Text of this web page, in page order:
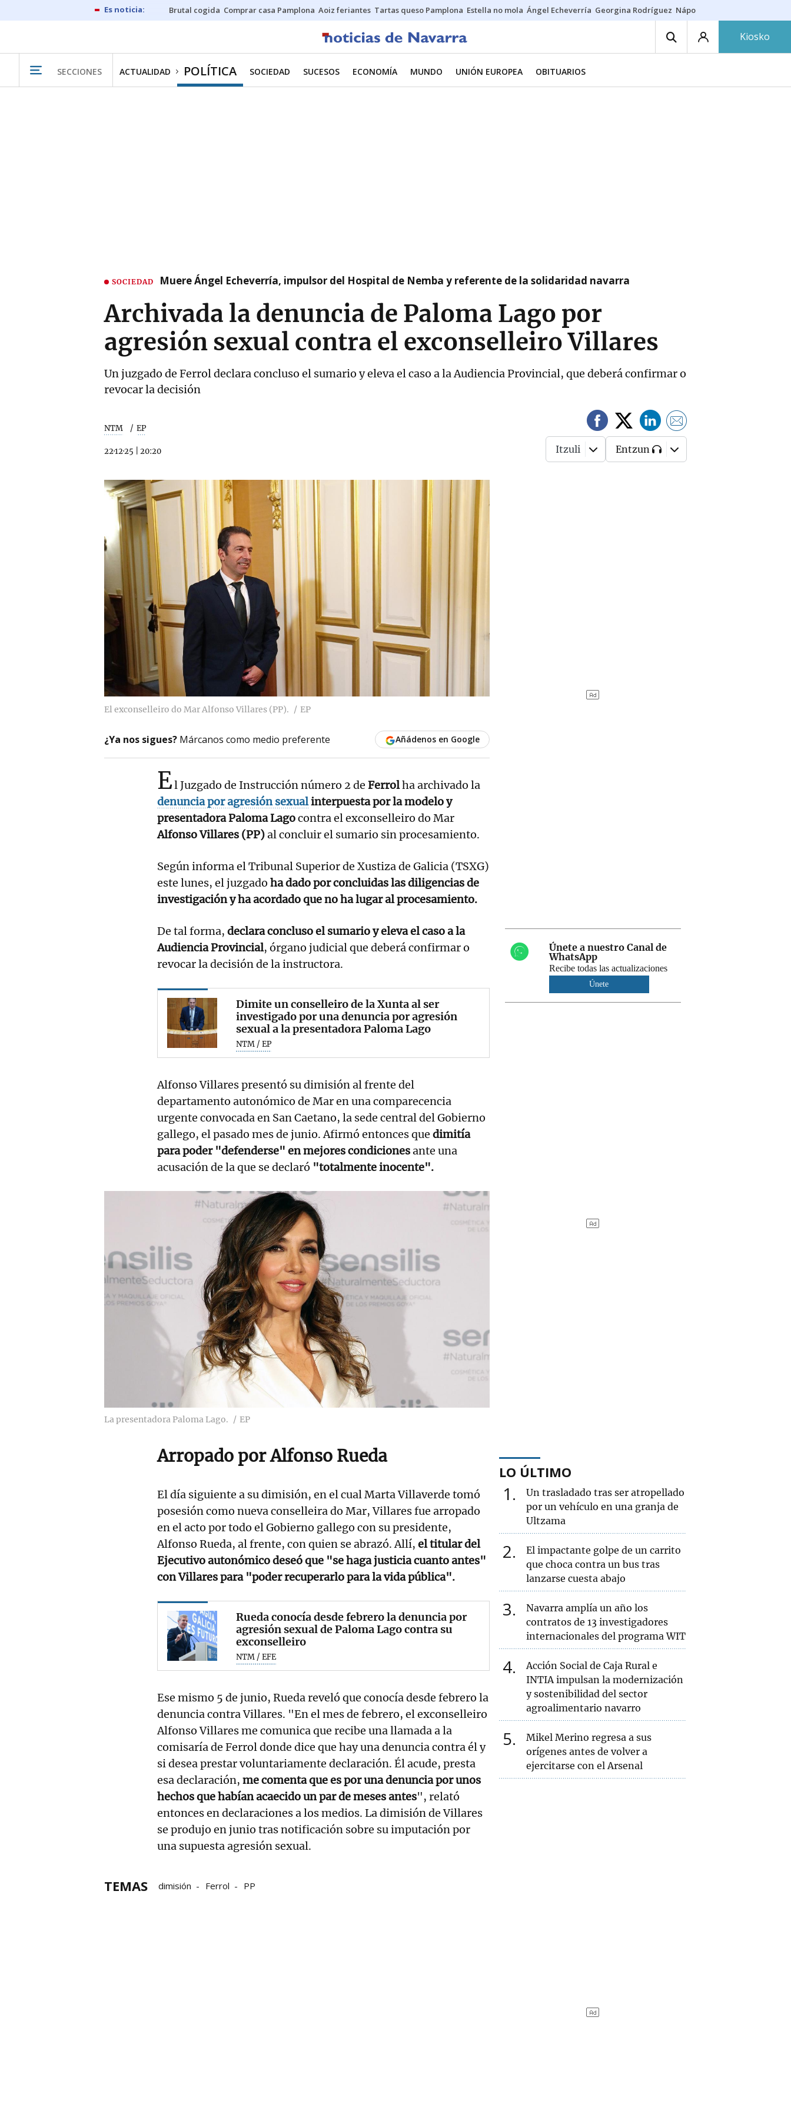
Brutal cogida Comprar casa Pamplona Aoiz feriantes Tartas queso Pamplona Estella no mola Ángel Echeverría Georgina Rodríguez Nápoles - Osasuna
Kiosko
SECCIONES ACTUALIDAD POLÍTICA SOCIEDAD SUCESOS ECONOMÍA MUNDO UNIÓN EUROPEA OBITUARIOS
SOCIEDAD Muere Ángel Echeverría, impulsor del Hospital de Nemba y referente de la solidaridad navarra
Archivada la denuncia de Paloma Lago por
agresión sexual contra el exconselleiro Villares
Un juzgado de Ferrol declara concluso el sumario y eleva el caso a la Audiencia Provincial, que deberá confirmar o
revocar la decisión
NTM EP
22·12·25 20:20 Itzuli Entzun
El exconselleiro do Mar Alfonso Villares (PP). EP
¿Ya nos sigues? Márcanos como medio preferente Añádenos en Google
El Juzgado de Instrucción número 2 de Ferrolha archivado la
denuncia por agresión sexualinterpuesta por la modelo y
presentadora Paloma Lagocontra el exconselleiro do Mar
Alfonso Villares (PP)al concluir el sumario sin procesamiento.
Según informa el Tribunal Superior de Xustiza de Galicia (TSXG)
este lunes, el juzgado ha dado por concluidas las diligencias de
investigación y ha acordado que no ha lugar al procesamiento.
De tal forma, declara concluso el sumario y eleva el caso a la
Audiencia Provincial, órgano judicial que deberá confirmar o
revocar la decisión de la instructora.
Dimite un conselleiro de la Xunta al ser
investigado por una denuncia por agresión
sexual a la presentadora Paloma Lago
NTM / EP
Alfonso Villares presentó su dimisión al frente del
departamento autonómico de Mar en una comparecencia
urgente convocada en San Caetano, la sede central del Gobierno
gallego, el pasado mes de junio. Afirmó entonces que dimitía
para poder "defenderse" en mejores condicionesante una
acusación de la que se declaró "totalmente inocente".
La presentadora Paloma Lago. EP
Arropado por Alfonso Rueda
El día siguiente a su dimisión, en el cual Marta Villaverde tomó
posesión como nueva conselleira do Mar, Villares fue arropado
en el acto por todo el Gobierno gallego con su presidente,
Alfonso Rueda, al frente, con quien se abrazó. Allí, el titular del
Ejecutivo autonómico deseó que "se haga justicia cuanto antes"
con Villares para "poder recuperarlo para la vida pública".
Rueda conocía desde febrero la denuncia por
agresión sexual de Paloma Lago contra su
exconselleiro
NTM / EFE
Ese mismo 5 de junio, Rueda reveló que conocía desde febrero la
denuncia contra Villares. "En el mes de febrero, el exconselleiro
Alfonso Villares me comunica que recibe una llamada a la
comisaría de Ferrol donde dice que hay una denuncia contra él y
si desea prestar voluntariamente declaración. Él acude, presta
esa declaración, me comenta que es por una denuncia por unos
hechos que habían acaecido un par de meses antes", relató
entonces en declaraciones a los medios. La dimisión de Villares
se produjo en junio tras notificación sobre su imputación por
una supuesta agresión sexual.
TEMAS dimisión Ferrol PP
Únete a nuestro Canal de
WhatsApp
Recibe todas las actualizaciones
Únete
LO ÚLTIMO
1
Un trasladado tras ser atropellado
por un vehículo en una granja de
Ultzama
2
El impactante golpe de un carrito
que choca contra un bus tras
lanzarse cuesta abajo
3
Navarra amplía un año los
contratos de 13 investigadores
internacionales del programa WIT
4
Acción Social de Caja Rural e
INTIA impulsan la modernización
y sostenibilidad del sector
agroalimentario navarro
5
Mikel Merino regresa a sus
orígenes antes de volver a
ejercitarse con el Arsenal